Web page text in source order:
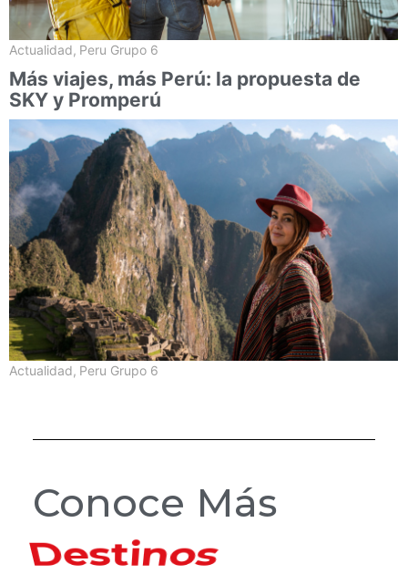
Actualidad, Peru Grupo 6
Más viajes, más Perú: la propuesta de
SKY y Promperú
Actualidad, Peru Grupo 6
Conoce Más
Hoteles